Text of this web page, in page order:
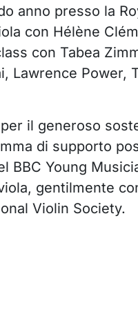
anno presso la
con Hélène
con Tabea
Lawrence Power,
il generoso
di supporto
BBC Young
gentilmente
Violin Society.